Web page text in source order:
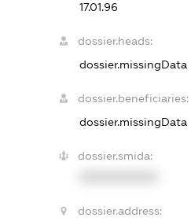
17.01.96
dossier.heads:
dossier.missingData
dossier.beneficiaries:
dossier.missingData
dossier.smida:
dossier.address: